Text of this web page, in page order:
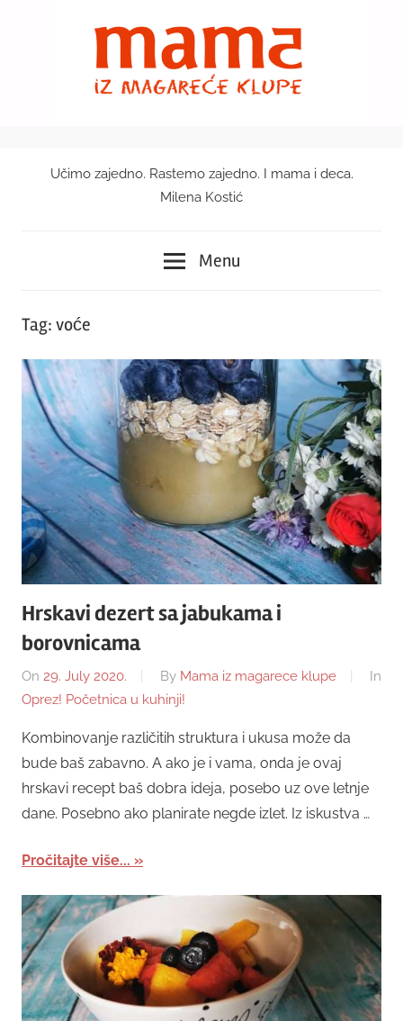
Mama
magareće
klupe
Učimo zajedno. Rastemo zajedno. I mama i deca.
Milena Kostić
Menu
Tag: voće
Hrskavi dezert sa jabukama i
borovnicama
On 29. July 2020. By Mama iz magarece klupe
In
Oprez! Početnica u kuhinji!
Kombinovanje različitih struktura i ukusa može da
bude baš zabavno. A ako je i vama, onda je ovaj
hrskavi recept baš dobra ideja, posebo uz ove letnje
dane. Posebno ako planirate negde izlet. Iz iskustva …
Pročitajte više...